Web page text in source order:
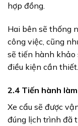
hợp đồng.
Hai bên sẽ thống
công việc, cũng
sẽ tiến hành khảo
điều kiện cần thiết.
2.4 Tiến hành
Xe cẩu sẽ được
đúng lịch trình đã